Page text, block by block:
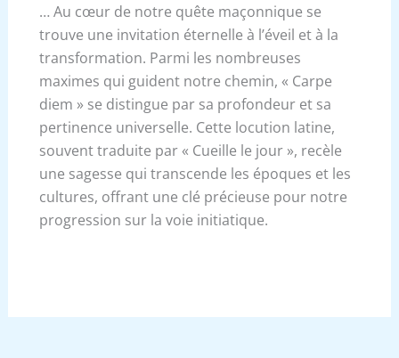
… Au cœur de notre quête maçonnique se
trouve une invitation éternelle à l’éveil et à la
transformation. Parmi les nombreuses
maximes qui guident notre chemin, « Carpe
diem » se distingue par sa profondeur et sa
pertinence universelle. Cette locution latine,
souvent traduite par « Cueille le jour », recèle
une sagesse qui transcende les époques et les
cultures, offrant une clé précieuse pour notre
progression sur la voie initiatique.